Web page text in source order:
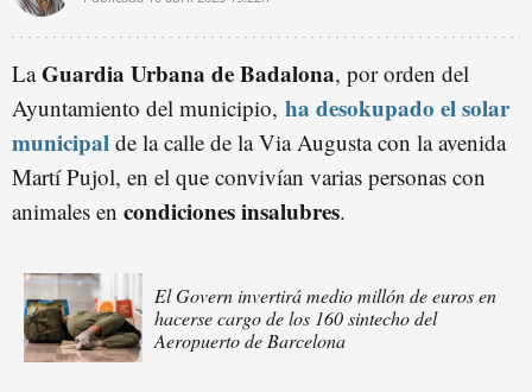
LaGuardia Urbana de Badalona, por orden del
Ayuntamiento del municipio, ha desokupado el solar
municipal de la calle de la Via Augusta con la avenida
Martí Pujol, en el que convivían varias personas con
animales en condiciones insalubres.
El Govern invertirá medio millón de euros en
hacerse cargo de los 160 sintecho del
Aeropuerto de Barcelona